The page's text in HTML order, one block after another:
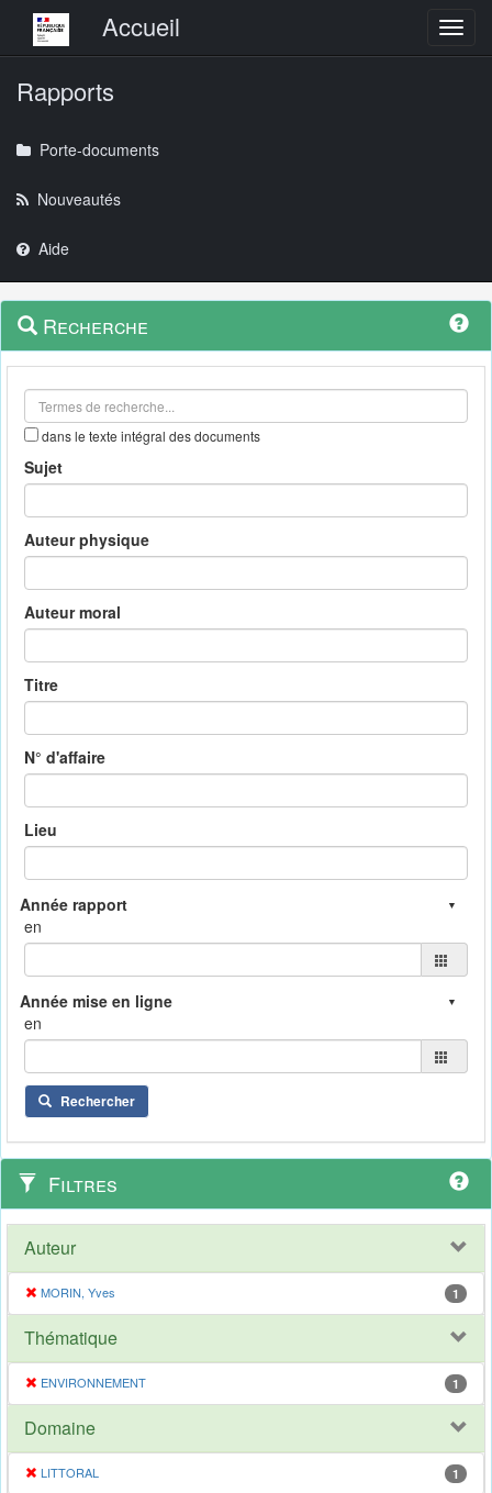
Menu principalAccueil
Rapports
Porte-documents
Nouveautés
Aide
Navigation
outils
Menu
contextuel
Recherche
dans le texte intégral des documents
Sujet
Auteur physique
Auteur moral
Titre
N° d'affaire
Lieu
en
en
Rechercher
Filtres
Auteur
MORIN, Yves 1
Thématique
ENVIRONNEMENT 1
Domaine
LITTORAL 1